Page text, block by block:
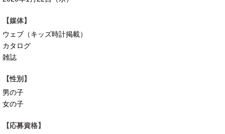
【媒体】
ウェブ（キッズ時計掲載）
カタログ
雑誌
【性別】
男の子
女の子
【応募資格】